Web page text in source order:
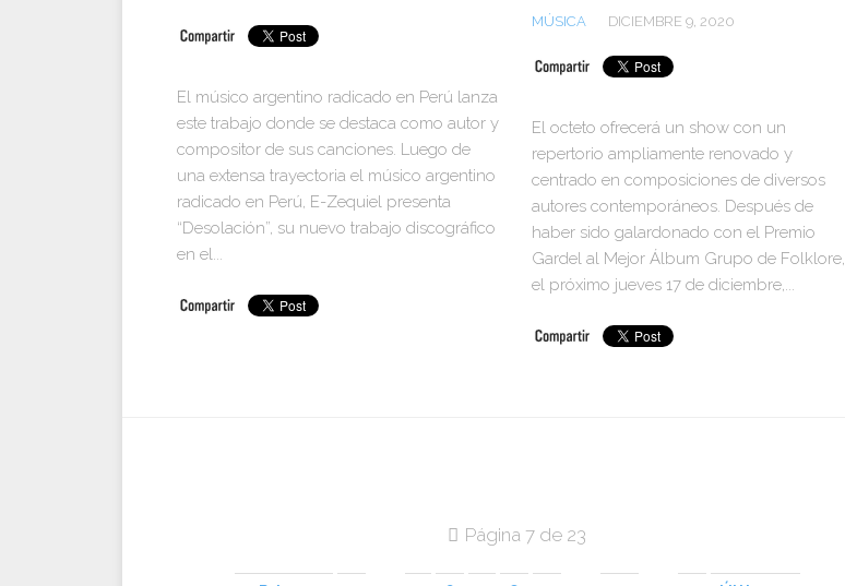
El músico argentino radicado en Perú lanza
este trabajo donde se destaca como autor y
compositor de sus canciones. Luego de
una extensa trayectoria el músico argentino
radicado en Perú, E-Zequiel presenta
“Desolación”, su nuevo trabajo discográfico
en el...
MÚSICA DICIEMBRE 9, 2020
El octeto ofrecerá un show con un
repertorio ampliamente renovado y
centrado en composiciones de diversos
autores contemporáneos. Después de
haber sido galardonado con el Premio
Gardel al Mejor Álbum Grupo de Folklore,
el próximo jueves 17 de diciembre,...
Página 7 de 23